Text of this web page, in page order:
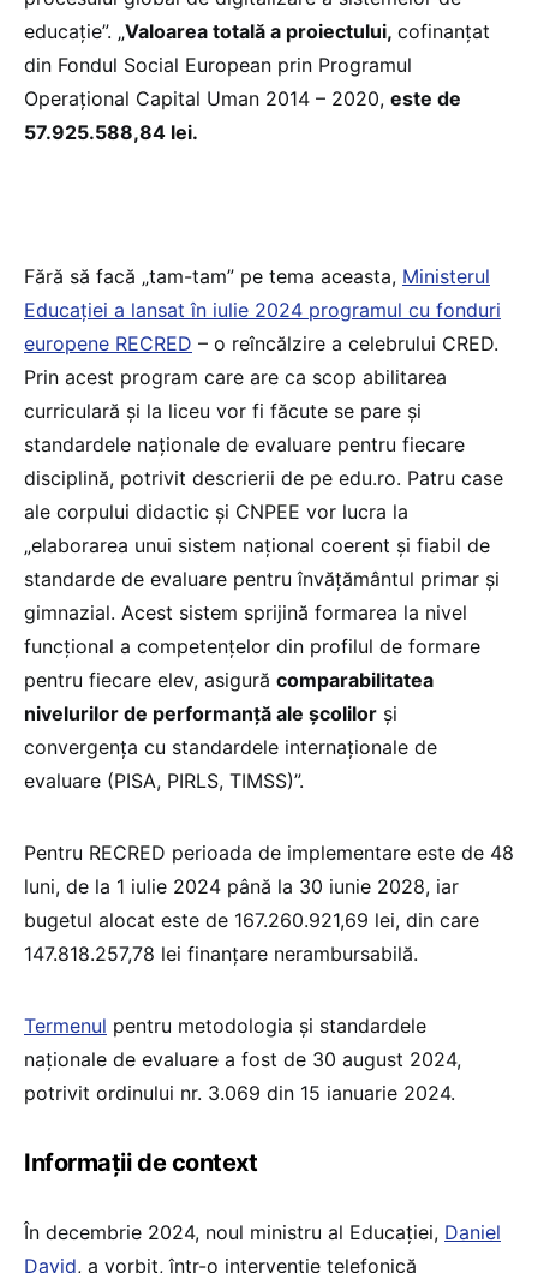
educație”. „Valoarea totală a proiectului, cofinanțat
din Fondul Social European prin Programul
Operațional Capital Uman 2014 – 2020, este de
57.925.588,84 lei.
Fără să facă „tam-tam” pe tema aceasta, Ministerul
Educației a lansat în iulie 2024 programul cu fonduri
europene RECRED – o reîncălzire a celebrului CRED.
Prin acest program care are ca scop abilitarea
curriculară și la liceu vor fi făcute se pare și
standardele naționale de evaluare pentru fiecare
disciplină, potrivit descrierii de pe edu.ro. Patru case
ale corpului didactic și CNPEE vor lucra la
„elaborarea unui sistem național coerent și fiabil de
standarde de evaluare pentru învățământul primar și
gimnazial. Acest sistem sprijină formarea la nivel
funcțional a competențelor din profilul de formare
pentru fiecare elev, asigură comparabilitatea
nivelurilor de performanță ale școlilor și
convergența cu standardele internaționale de
evaluare (PISA, PIRLS, TIMSS)”.
Pentru RECRED perioada de implementare este de 48
luni, de la 1 iulie 2024 până la 30 iunie 2028, iar
bugetul alocat este de 167.260.921,69 lei, din care
147.818.257,78 lei finanțare nerambursabilă.
Termenul pentru metodologia și standardele
naționale de evaluare a fost de 30 august 2024,
potrivit ordinului nr. 3.069 din 15 ianuarie 2024.
Informații de context
În decembrie 2024, noul ministru al Educației, Daniel
David, a vorbit, într-o intervenție telefonică